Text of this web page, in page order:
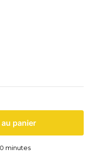
panier
minutes